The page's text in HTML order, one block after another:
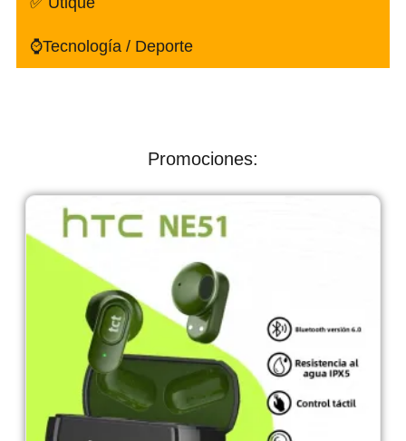
⌚Tecnología / Deporte
Promociones: